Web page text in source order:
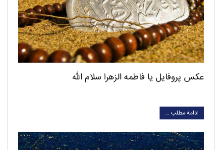
عکس پروفایل یا فاطمه الزهرا سلام الله
ادامه مطلب …